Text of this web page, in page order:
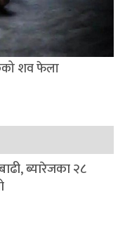
शव फेला
ब्यारेजका २८